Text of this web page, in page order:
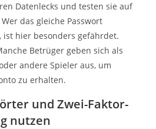
Datenlecks und testen sie auf
das gleiche Passwort
ist hier besonders gefährdet.
Betrüger geben sich als
andere Spieler aus, um
zu erhalten.
und Zwei-Faktor-
nutzen